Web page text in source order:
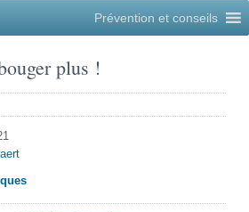
Prévention et conseils
plus !